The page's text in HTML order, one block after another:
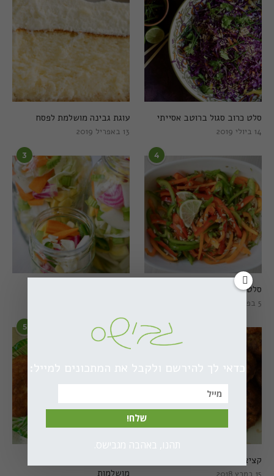
עוגת גבינה מושלמת לפסח
13 באפריל 2019
סלט כרוב סגול ברוטב אסייתי
14 ביולי 2019
3 4
סלט פלפלים טרי וצבעוני
5 בפברואר 2021
5
מושלמות
6
קציצות כרישה מושלמות
כדאי לך להירשם ולקבל את המתכונים למייל:
שלח!
תהנו, באהבה מגבישס.